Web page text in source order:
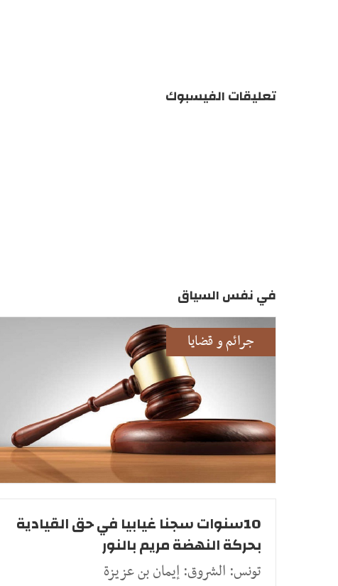
تعليقات الفيسبوك
في نفس السياق
جرائم و قضايا
10سنوات سجنا غيابيا في حق القيادية
بحركة النهضة مريم بالنور
تونس: الشروق: إيمان بن عزيزة